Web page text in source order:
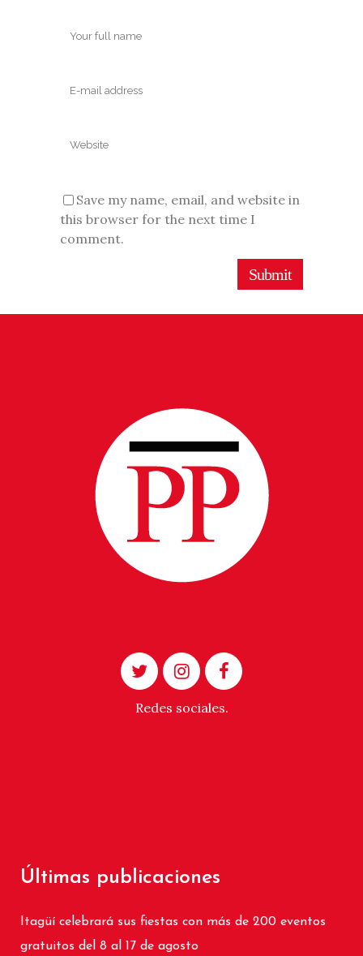
Save my name, email, and website in
this browser for the next time I
comment.
Redes sociales.
Últimas publicaciones
Itagüí celebrará sus fiestas con más de 200 eventos
gratuitos del 8 al 17 de agosto